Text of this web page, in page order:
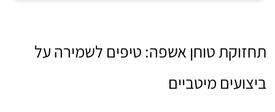
תחזוקת טוחן אשפה: טיפים לשמירה על
ביצועים מיטביים